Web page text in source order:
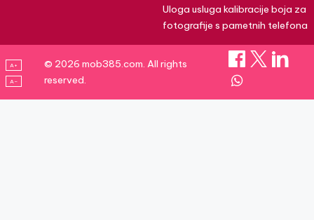
Uloga usluga kalibracije boja za
fotografije s pametnih telefona
A+
A–
© 2026 mob385.com. All rights
reserved.